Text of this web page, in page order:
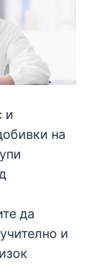
и
на
да
и